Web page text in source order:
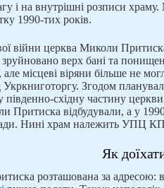
і на внутрішні розписи
1990-тих років.
війни церква Миколи
верх бані та
місцеві віряни більше не
Згодом
південно-східну частину
Притиска відбудували, а у 1990
Нині храм належить УПЦ
Як
розташована за адресою: